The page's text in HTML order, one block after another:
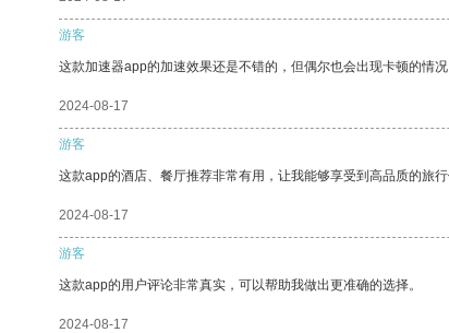
游客
这款加速器app的加速效果还是不错的，但偶尔也会出现卡顿的情况
2024-08-17
游客
这款app的酒店、餐厅推荐非常有用，让我能够享受到高品质的旅行
2024-08-17
游客
这款app的用户评论非常真实，可以帮助我做出更准确的选择。
2024-08-17